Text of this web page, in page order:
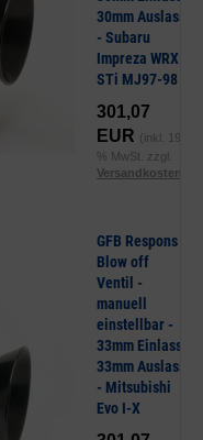
30mm Auslass
- Subaru
Impreza WRX
STi MJ97-98
301,07
EUR (inkl. 19
% MwSt. zzgl.
Versandkosten
GFB Respons
Blow off
Ventil -
manuell
einstellbar -
33mm Einlass,
33mm Auslass
- Mitsubishi
Evo I-X